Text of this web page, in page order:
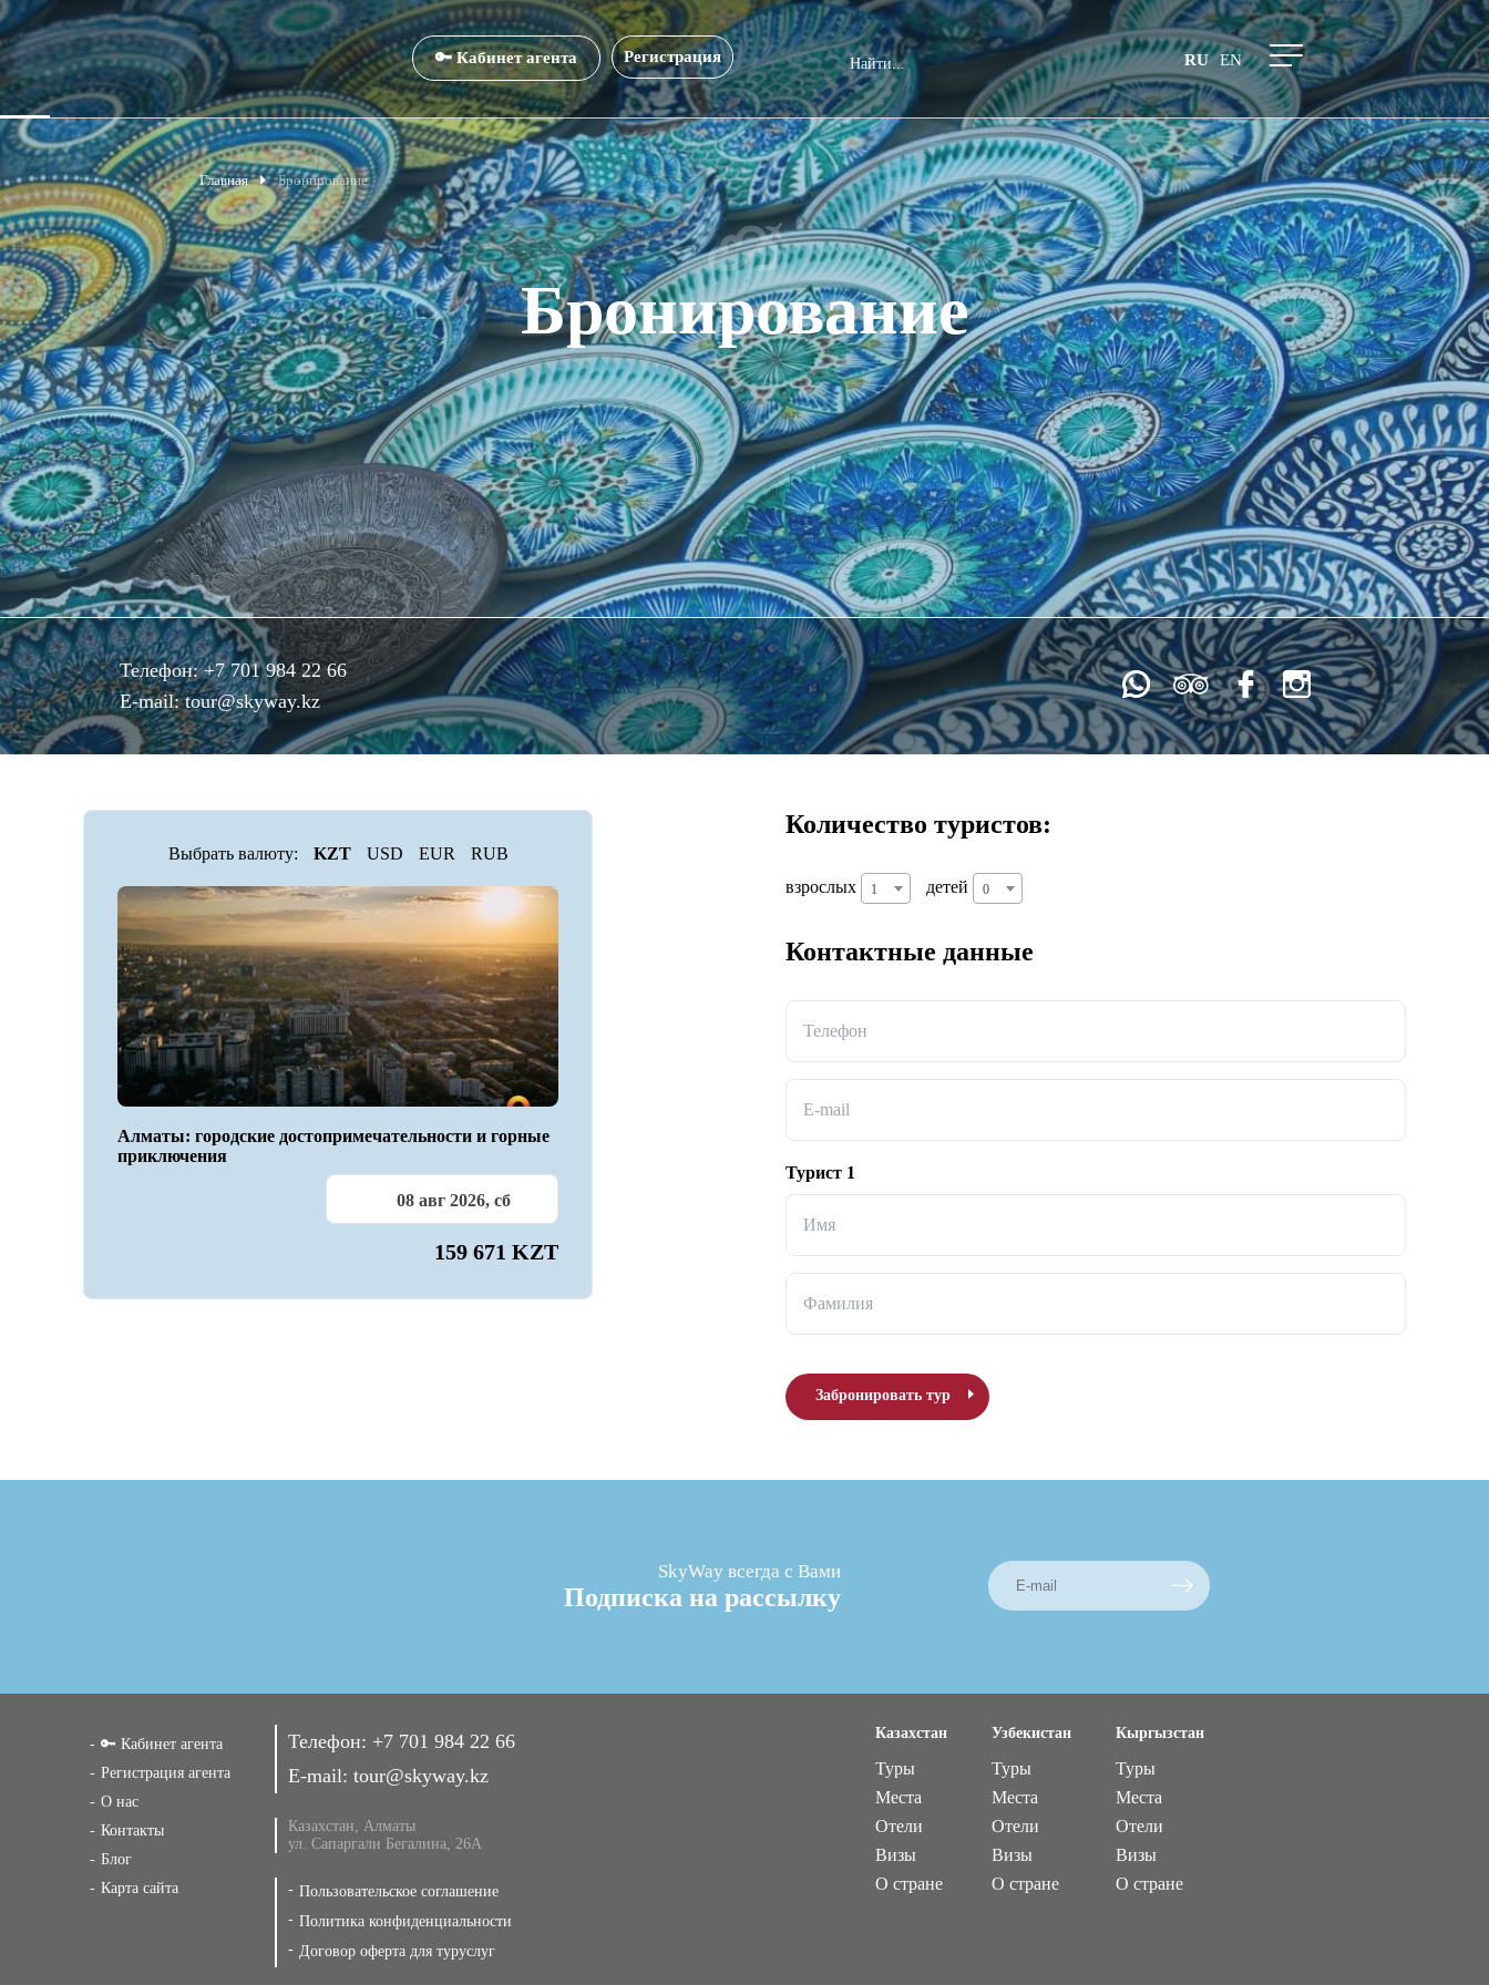
Регистрация
🔑 Кабинет агента RU EN
Главная Бронирование
Бронирование
Телефон:+7 701 984 22 66
E-mail:tour@skyway.kz
Выбрать валюту: KZT USD EUR RUB
Алматы: городские достопримечательности и горные
приключения
08 авг 2026, сб
159 671 KZT
Количество туристов:
взрослых 1 детей 0
Контактные данные
Телефон
E-mail
Турист 1
Имя
Фамилия
Забронировать тур
SkyWay всегда с Вами
Подписка на рассылку
🔑 Кабинет агента
Регистрация агента
О нас
Контакты
Блог
Карта сайта
Телефон: +7 701 984 22 66
E-mail: tour@skyway.kz
Казахстан, Алматы
ул. Сапаргали Бегалина, 26А
Пользовательское соглашение
Политика конфиденциальности
Договор оферта для туруслуг
Казахстан
Туры
Места
Отели
Визы
О стране
Узбекистан
Туры
Места
Отели
Визы
О стране
Кыргызстан
Туры
Места
Отели
Визы
О стране